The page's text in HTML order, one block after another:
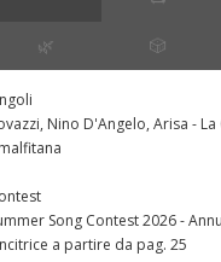
Reality House
Sanremo: Terza
la disastrosa
🌿 🎲
Nino D'Angelo, Arisa -
Song Contest 2026 -
a partire da pag. 25